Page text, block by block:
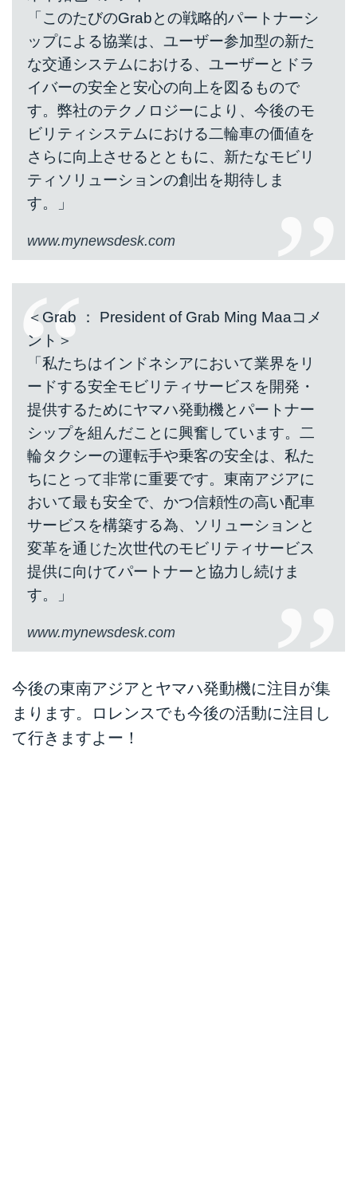
「このたびのGrabとの戦略的パートナーシ
ップによる協業は、ユーザー参加型の新た
な交通システムにおける、ユーザーとドラ
イバーの安全と安心の向上を図るもので
す。弊社のテクノロジーにより、今後のモ
ビリティシステムにおける二輪車の価値を
さらに向上させるとともに、新たなモビリ
ティソリューションの創出を期待しま
す。」
www.mynewsdesk.com
＜Grab ： President of Grab Ming Maaコメ
ント＞
「私たちはインドネシアにおいて業界をリ
ードする安全モビリティサービスを開発・
提供するためにヤマハ発動機とパートナー
シップを組んだことに興奮しています。二
輪タクシーの運転手や乗客の安全は、私た
ちにとって非常に重要です。東南アジアに
おいて最も安全で、かつ信頼性の高い配車
サービスを構築する為、ソリューションと
変革を通じた次世代のモビリティサービス
提供に向けてパートナーと協力し続けま
す。」
www.mynewsdesk.com
今後の東南アジアとヤマハ発動機に注目が集
まります。ロレンスでも今後の活動に注目し
て行きますよー！